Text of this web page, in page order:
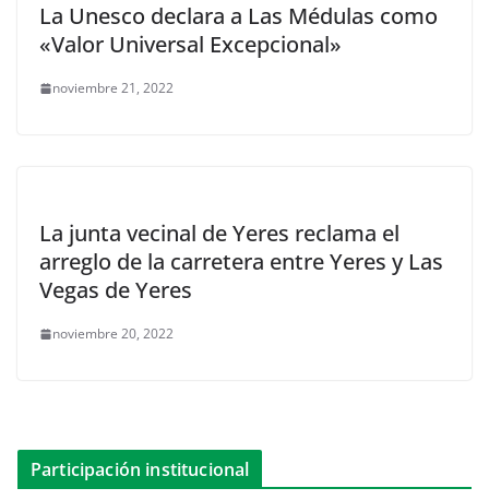
La Unesco declara a Las Médulas como
«Valor Universal Excepcional»
noviembre 21, 2022
La junta vecinal de Yeres reclama el
arreglo de la carretera entre Yeres y Las
Vegas de Yeres
noviembre 20, 2022
Participación institucional